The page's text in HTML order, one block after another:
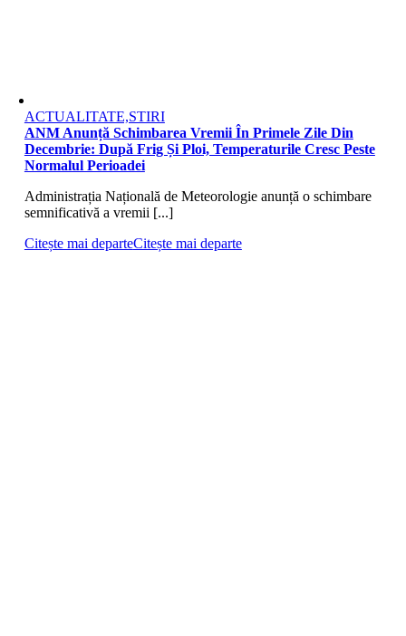
ACTUALITATE,STIRI
ANM Anunță Schimbarea Vremii În Primele Zile Din
Decembrie: După Frig Și Ploi, Temperaturile Cresc Peste
Normalul Perioadei
Administrația Națională de Meteorologie anunță o schimbare
semnificativă a vremii [...]
Citește mai departeCitește mai departe